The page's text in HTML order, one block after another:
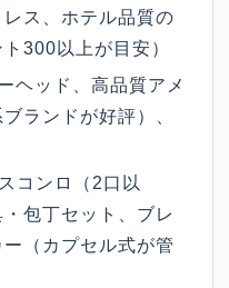
ス、ホテル品質の
300以上が目安）
ヘッド、高品質アメ
ランドが好評）、
コンロ（2口以
包丁セット、ブレ
（カプセル式が管